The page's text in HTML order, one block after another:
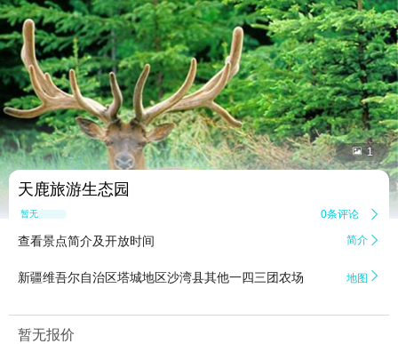
 1
天鹿旅游生态园
暂无点评 0条评论 
查看景点简介及开放时间 简介 
新疆维吾尔自治区塔城地区沙湾县其他一四三团农场 地图 
暂无报价
